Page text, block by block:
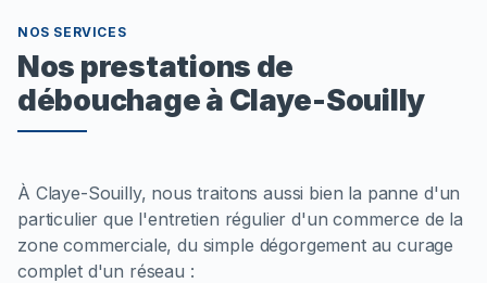
NOS SERVICES
Nos prestations de
débouchage à Claye-Souilly
À Claye-Souilly, nous traitons aussi bien la panne d'un
particulier que l'entretien régulier d'un commerce de la
zone commerciale, du simple dégorgement au curage
complet d'un réseau :